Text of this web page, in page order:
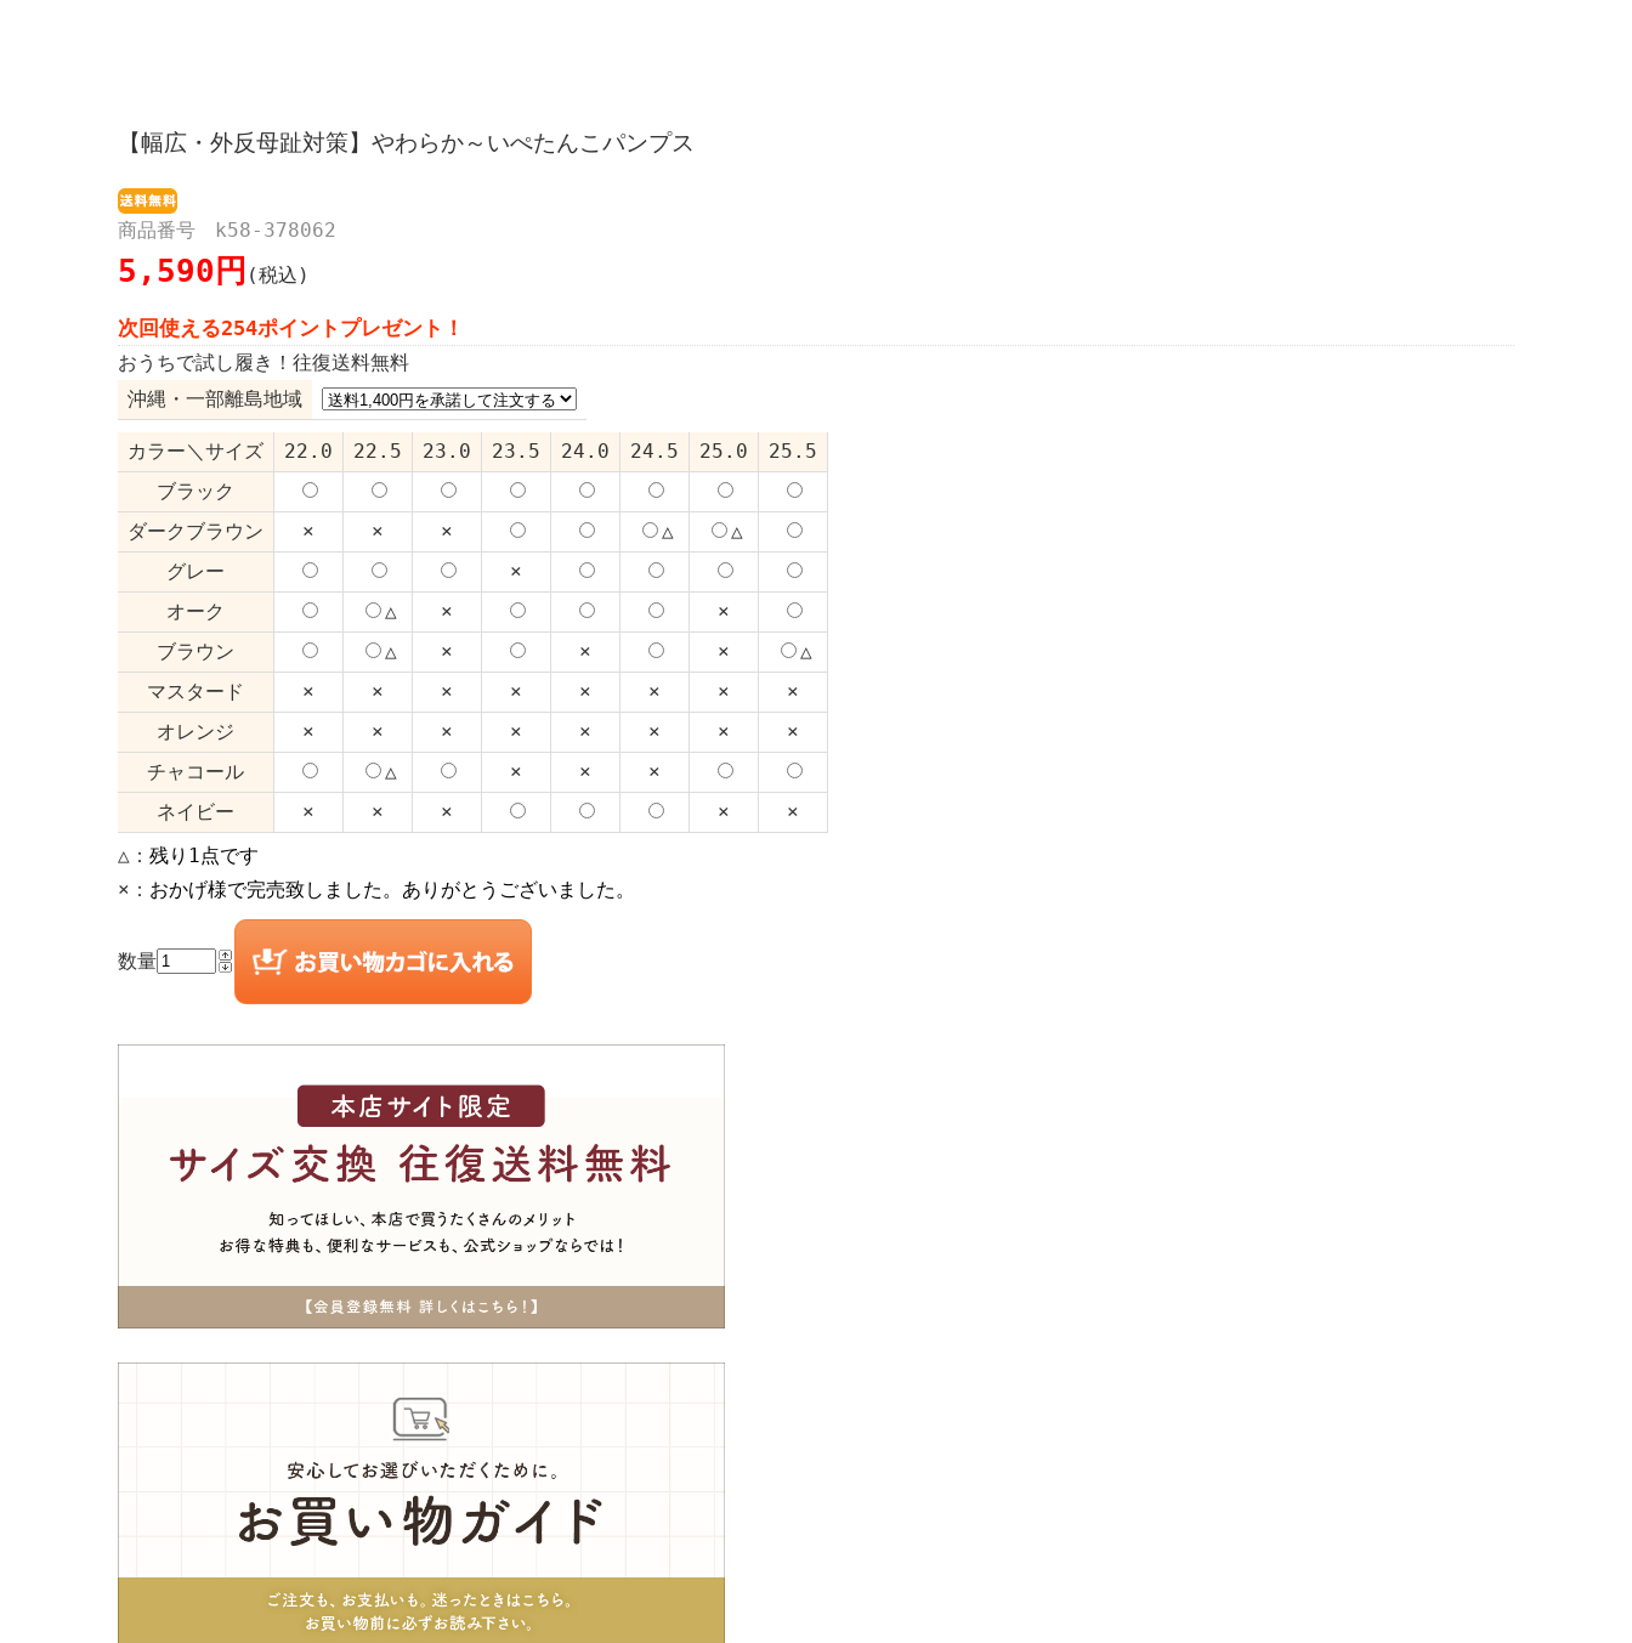
【幅広・外反母趾対策】やわらか～いぺたんこパンプス
商品番号 k58-378062
5,590円 (税込)
次回使える254ポイントプレゼント！
おうちで試し履き！往復送料無料
沖縄・一部離島地域
カラー＼サイズ 22.0 22.5 23.0 23.5 24.0 24.5 25.0
25.5
ブラック
ダークブラウン
× × × △
△
グレー
×
オーク
△ ×
×
ブラウン
△ × × ×
△
マスタード
× × × × × × ×
×
オレンジ
× × × × × × ×
×
チャコール
△ × ×
×
ネイビー
× × × ×
×
△： 残り1点です
×： おかげ様で完売致しました。ありがとうございました。
数量